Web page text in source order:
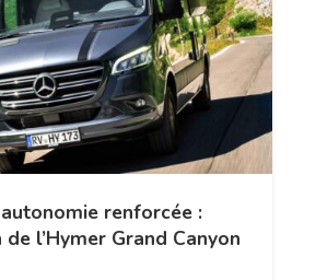
renforcée :
l’Hymer Grand Canyon